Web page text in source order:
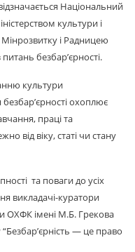
Національний
культури і
Мінрозвитку і Радницею
безбар’єрності.
культури
безбар’єрності охоплює
праці та
від віку, статі чи стану
та поваги до усіх
викладачі-куратори
ОХФК імені М.Б. Грекова
— це право